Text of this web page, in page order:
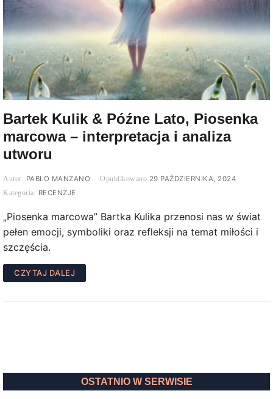
Bartek Kulik & Późne Lato, Piosenka
marcowa – interpretacja i analiza
utworu
PABLO MANZANO
29 PAŹDZIERNIKA, 2024
RECENZJE
„Piosenka marcowa” Bartka Kulika przenosi nas w świat
pełen emocji, symboliki oraz refleksji na temat miłości i
szczęścia.
CZYTAJ DALEJ
OSTATNIO W SERWISIE